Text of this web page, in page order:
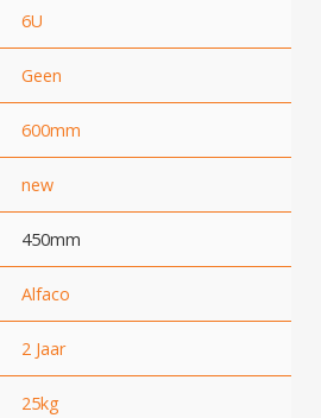
6U
Geen
600mm
new
450mm
Alfaco
2 Jaar
25kg